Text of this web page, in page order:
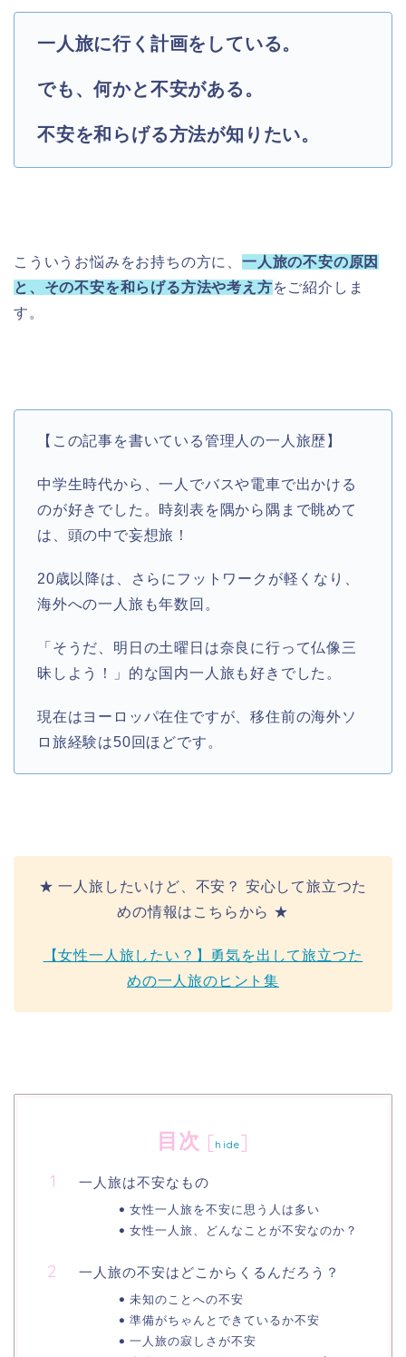
一人旅に行く計画をしている。
でも、何かと不安がある。
不安を和らげる方法が知りたい。
こういうお悩みをお持ちの方に、 一人旅の不安の原因
と、その不安を和らげる方法や考え方をご紹介しま
す。
【この記事を書いている管理人の一人旅歴】
中学生時代から、一人でバスや電車で出かける
のが好きでした。時刻表を隅から隅まで眺めて
は、頭の中で妄想旅！
20歳以降は、さらにフットワークが軽くなり、
海外への一人旅も年数回。
「そうだ、明日の土曜日は奈良に行って仏像三
昧しよう！」的な国内一人旅も好きでした。
現在はヨーロッパ在住ですが、移住前の海外ソ
ロ旅経験は50回ほどです。
★ 一人旅したいけど、不安？ 安心して旅立つた
めの情報はこちらから ★
【女性一人旅したい？】勇気を出して旅立つた
めの一人旅のヒント集
目次 [hide]
一人旅は不安なもの
女性一人旅を不安に思う人は多い
女性一人旅、どんなことが不安なのか？
一人旅の不安はどこからくるんだろう？
未知のことへの不安
準備がちゃんとできているか不安
一人旅の寂しさが不安